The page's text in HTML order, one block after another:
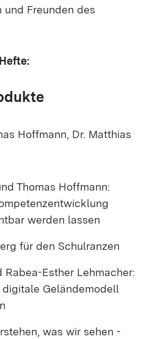
und Freunden des
Hoffmann, Dr. Matthias
Thomas Hoffmann:
werden lassen
für den Schulranzen
Rabea-Esther Lehmacher:
Geländemodell
was wir sehen -